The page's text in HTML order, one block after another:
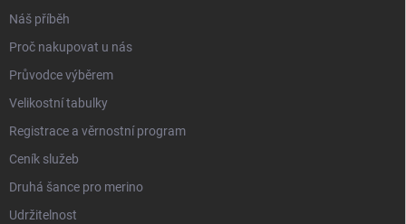
Náš příběh
Proč nakupovat u nás
Průvodce výběrem
Velikostní tabulky
Registrace a věrnostní program
Ceník služeb
Druhá šance pro merino
Udržitelnost